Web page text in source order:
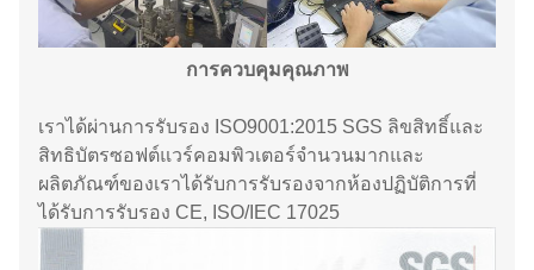
การควบคุมคุณภาพ
เราได้ผ่านการรับรอง ISO9001:2015 SGS ลิขสิทธิ์และ
สิทธิบัตรซอฟต์แวร์คอมพิวเตอร์จำนวนมากและ
ผลิตภัณฑ์ของเราได้รับการรับรองจากห้องปฏิบัติการที่
ได้รับการรับรอง CE, ISO/IEC 17025